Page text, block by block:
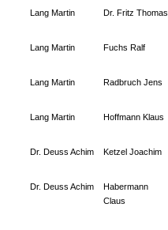
Lang Martin Dr. Fritz Thomas
Lang Martin Fuchs Ralf
Lang Martin Radbruch Jens
Lang Martin Hoffmann Klaus
Dr. Deuss Achim Ketzel Joachim
Dr. Deuss Achim
Habermann
Claus